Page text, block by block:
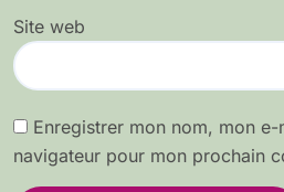
Site web
Enregistrer mon nom, mon
navigateur pour mon prochain